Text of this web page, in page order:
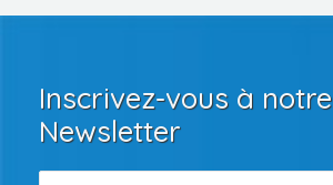
Inscrivez-vous à notre
Newsletter